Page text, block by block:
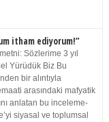
itham ediyorum!”
Sözlerime 3 yıl
Yürüdük Biz Bu
bir alıntıyla
arasındaki mafyatik
anlatan bu inceleme-
siyasal ve toplumsal